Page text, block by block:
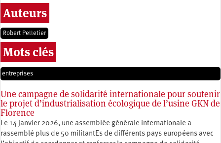
Auteurs
Robert Pelletier
Mots clés
entreprises
Une campagne de solidarité internationale pour soutenir
le projet d’industrialisation écologique de l’usine GKN de
Florence
Le 14 janvier 2026, une assemblée générale internationale a
rassemblé plus de 50 militantEs de différents pays européens avec